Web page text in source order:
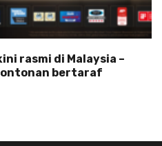
rasmi di Malaysia –
bertaraf